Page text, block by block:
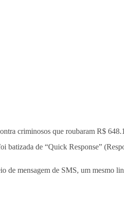
criminosos que roubaram R$
batizada de “Quick Response”
de mensagem de SMS, um mesmo